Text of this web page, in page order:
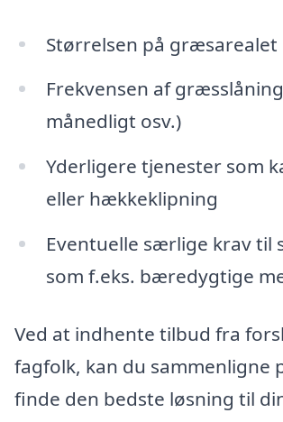
Størrelsen på græsarealet
Frekvensen af
månedligt osv.)
Yderligere tjenester som
eller hækkeklipning
Eventuelle særlige krav til
som f.eks. bæredygtige
Ved at indhente tilbud fra
fagfolk, kan du sammenligne
finde den bedste løsning til